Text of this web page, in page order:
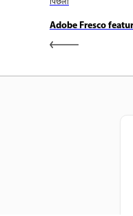
पिछला
Adobe Fresco